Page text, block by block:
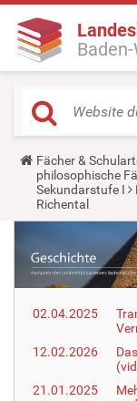
Y
o
u
a
r
e
r
e
Fächer &
philosophische
Sekundarstufe I
Richental
02.04.2025
12.02.2026
21.01.2025